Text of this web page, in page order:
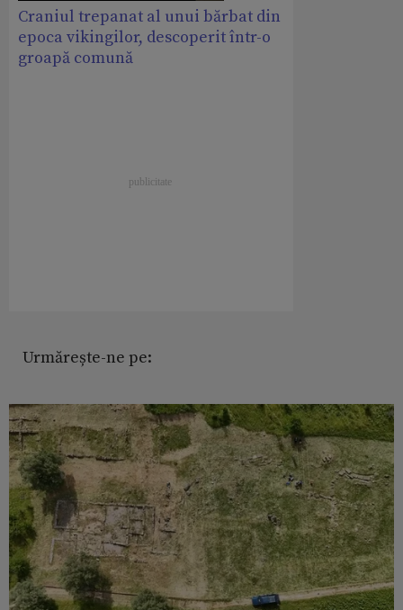
Craniul trepanat al unui bărbat din
epoca vikingilor, descoperit într-o
groapă comună
Urmărește-ne pe: